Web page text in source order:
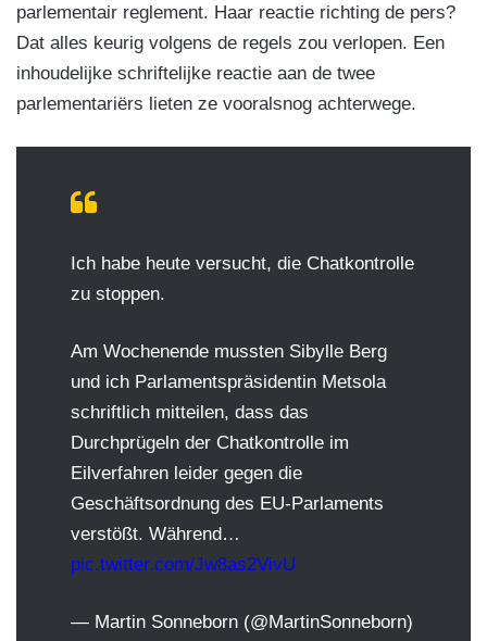
parlementair reglement. Haar reactie richting de pers?
Dat alles keurig volgens de regels zou verlopen. Een
inhoudelijke schriftelijke reactie aan de twee
parlementariërs lieten ze vooralsnog achterwege.
Ich habe heute versucht, die Chatkontrolle
zu stoppen.
Am Wochenende mussten Sibylle Berg
und ich Parlamentspräsidentin Metsola
schriftlich mitteilen, dass das
Durchprügeln der Chatkontrolle im
Eilverfahren leider gegen die
Geschäftsordnung des EU-Parlaments
verstößt. Während…
pic.twitter.com/Jw8as2VivU
— Martin Sonneborn (@MartinSonneborn)